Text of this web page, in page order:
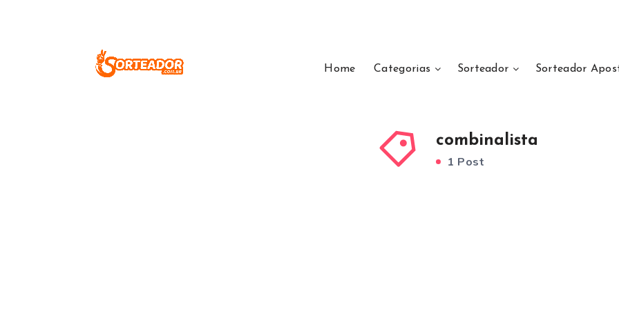
Home Categorias Sorteador Sorteador
combinalista
1 Post